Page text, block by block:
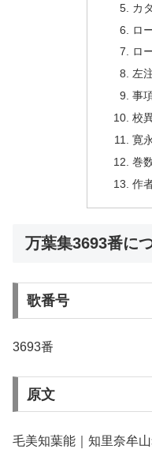
カ
ロ
ロ
左
事
校
寛
巻
作
万葉集3693番に
歌番号
3693番
原文
毛美知葉能｜知里奈牟